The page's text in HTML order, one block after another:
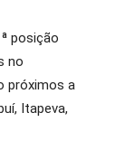
posição
no
próximos a
Itapeva,